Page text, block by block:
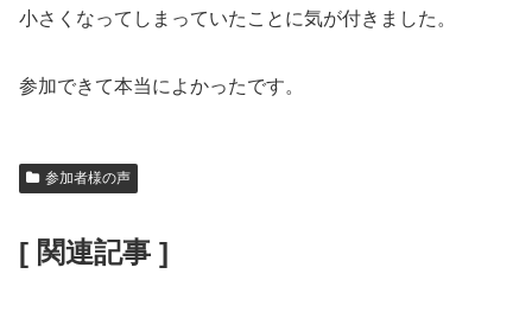
小さくなってしまっていたことに気が付きました。
参加できて本当によかったです。
参加者様の声
[ 関連記事 ]